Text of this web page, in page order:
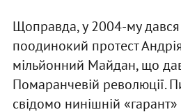
Щоправда, у 2004-му
поодинокий протест
мільйонний Майдан, що
Помаранчевій революції.
свідомо нинішній